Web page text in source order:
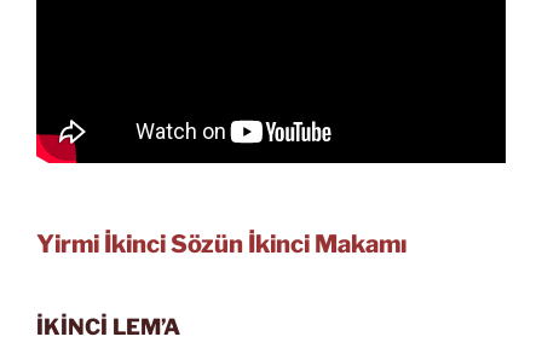
Yirmi İkinci Sözün İkinci Makamı
İKİNCİ LEM’A